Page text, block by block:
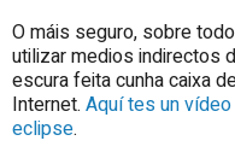
O máis seguro, sobre
utilizar medios indirectos
escura feita cunha caixa
Internet. Aquí tes un
eclipse.